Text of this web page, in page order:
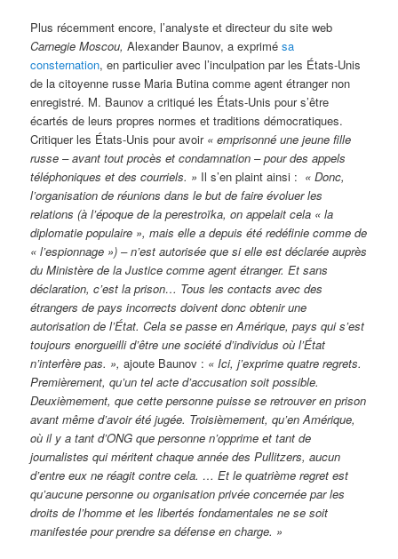
Plus récemment encore, l’analyste et directeur du site web
Carnegie Moscou, Alexander Baunov, a exprimésa
consternation, en particulier avec l’inculpation par les États-Unis
de la citoyenne russe Maria Butina comme agent étranger non
enregistré. M. Baunov a critiqué les États-Unis pour s’être
écartés de leurs propres normes et traditions démocratiques.
Critiquer les États-Unis pour avoir «emprisonné une jeune fille
russe – avant tout procès et condamnation – pour des appels
téléphoniques et des courriels. » Il s’en plaint ainsi : « Donc,
l’organisation de réunions dans le but de faire évoluer les
relations (à l’époque de la perestroïka, on appelait cela « la
diplomatie populaire », mais elle a depuis été redéfinie comme de
« l’espionnage ») – n’est autorisée que si elle est déclarée auprès
du Ministère de la Justice comme agent étranger. Et sans
déclaration, c’est la prison… Tous les contacts avec des
étrangers de pays incorrects doivent donc obtenir une
autorisation de l’État. Cela se passe en Amérique, pays qui s’est
toujours enorgueilli d’être une société d’individus où l’État
n’interfère pas. », ajoute Baunov : «Ici, j’exprime quatre regrets.
Premièrement, qu’un tel acte d’accusation soit possible.
Deuxièmement, que cette personne puisse se retrouver en prison
avant même d’avoirété jugée. Troisièmement, qu’en Amérique,
où il y a tant d’ONG que personne n’opprime et tant de
journalistes qui méritent chaque année des Pullitzers, aucun
d’entre eux ne réagit contre cela. … Et le quatrième regret est
qu’aucune personne ou organisation privée concernée par les
droits de l’homme et les libertés fondamentales ne se soit
manifestée pour prendre sa défense en charge. »